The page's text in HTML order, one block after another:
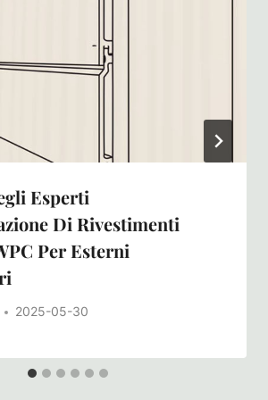
Esperti
Di Rivestimenti
Per Esterni
2025-05-30